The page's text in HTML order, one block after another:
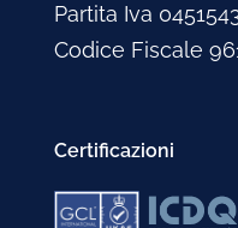
Partita Iva
Codice Fiscale
Certificazioni